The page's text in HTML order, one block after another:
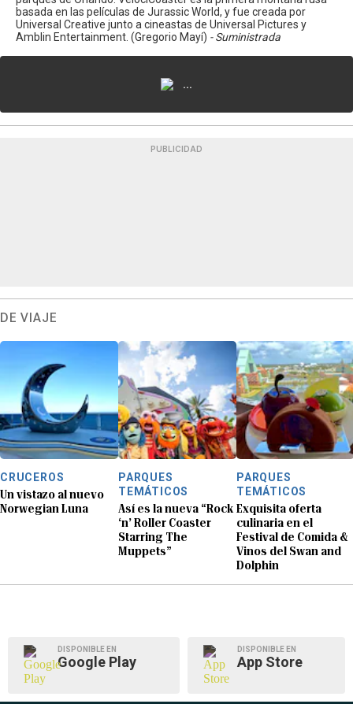
basada en las películas de Jurassic World, y fue creada por
Universal Creative junto a cineastas de Universal Pictures y
Amblin Entertainment. (Gregorio Mayí) - Suministrada
...
PUBLICIDAD
DE VIAJE
CRUCEROS
Un vistazo al nuevo
Norwegian Luna
PARQUES
TEMÁTICOS
Así es la nueva “Rock
‘n’ Roller Coaster
Starring The
Muppets”
PARQUES
TEMÁTICOS
Exquisita oferta
culinaria en el
Festival de Comida &
Vinos del Swan and
Dolphin
DISPONIBLE EN
Google Play
DISPONIBLE EN
App Store